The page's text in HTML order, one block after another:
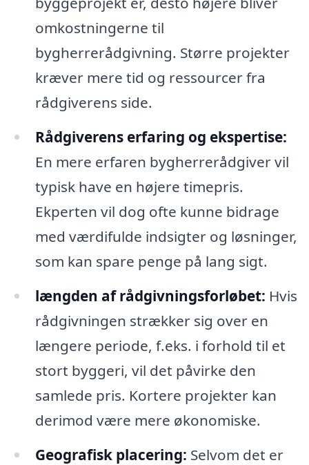
omkostningerne til
bygherrerådgivning. Større projekter
kræver mere tid og ressourcer fra
rådgiverens side.
Rådgiverens erfaring og ekspertise:
En mere erfaren bygherrerådgiver vil
typisk have en højere timepris.
Ekperten vil dog ofte kunne bidrage
med værdifulde indsigter og løsninger,
som kan spare penge på lang sigt.
længden af rådgivningsforløbet: Hvis
rådgivningen strækker sig over en
længere periode, f.eks. i forhold til et
stort byggeri, vil det påvirke den
samlede pris. Kortere projekter kan
derimod være mere økonomiske.
Geografisk placering: Selvom det er